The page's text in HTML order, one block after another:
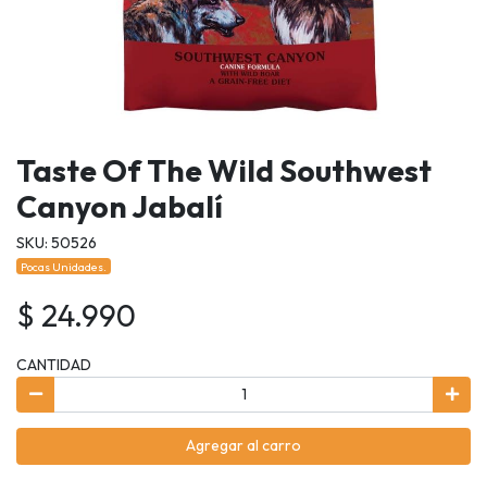
Taste Of The Wild Southwest
Canyon Jabalí
SKU: 50526
Pocas Unidades.
$ 24.990
CANTIDAD
Agregar al carro